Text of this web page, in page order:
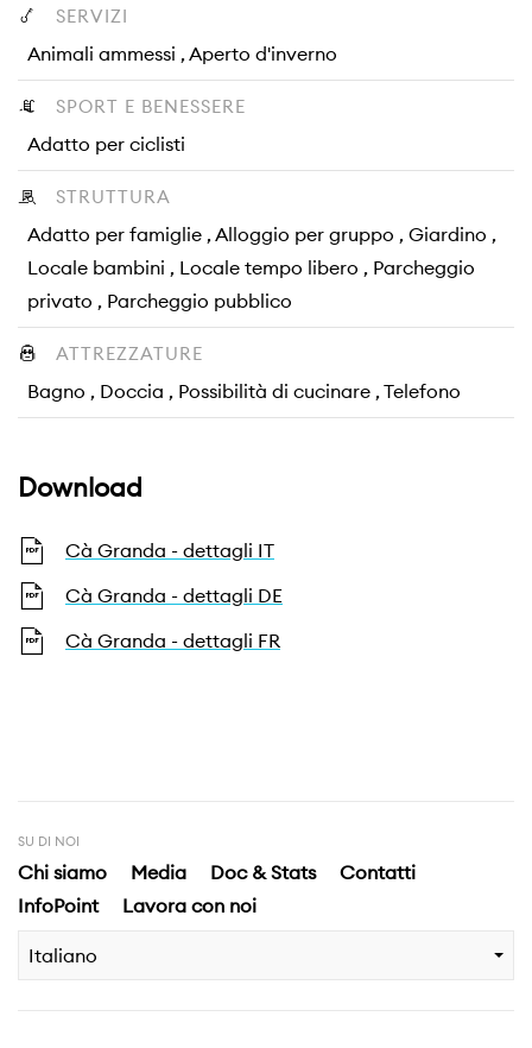
SERVIZI
Animali ammessi , Aperto d'inverno
SPORT E BENESSERE
Adatto per ciclisti
STRUTTURA
Adatto per famiglie , Alloggio per gruppo , Giardino ,
Locale bambini , Locale tempo libero , Parcheggio
privato , Parcheggio pubblico
ATTREZZATURE
Bagno , Doccia , Possibilità di cucinare , Telefono
Download
Cà Granda - dettagli IT
Cà Granda - dettagli DE
Cà Granda - dettagli FR
SU DI NOI
Chi siamo Media Doc & Stats
Contatti
InfoPoint
Lavora con noi
Italiano